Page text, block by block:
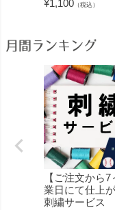
¥1,100 （税込）
月間ランキング
【ご注文から7
業日にて仕上が
刺繍サービス